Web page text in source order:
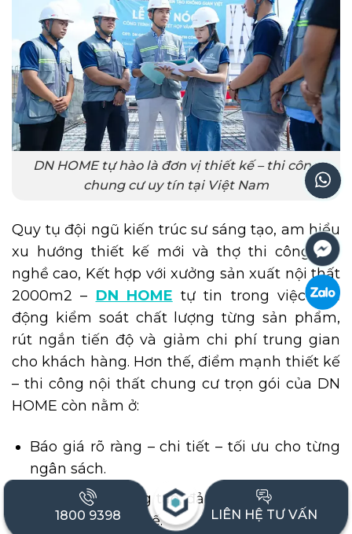
DN HOME tự hào là đơn vị thiết kế – thi công
chung cư uy tín tại Việt Nam
Quy tụ đội ngũ kiến trúc sư sáng tạo, am hiểu
xu hướng thiết kế mới và thợ thi công tay
nghề cao, Kết hợp với xưởng sản xuất nội thất
2000m2 – DN HOME tự tin trong việc chủ
động kiểm soát chất lượng từng sản phẩm,
rút ngắn tiến độ và giảm chi phí trung gian
cho khách hàng. Hơn thế, điểm mạnh thiết kế
– thi công nội thất chung cư trọn gói của DN
HOME còn nằm ở:
Báo giá rõ ràng – chi tiết – tối ưu cho từng
ngân sách.
Thiết kế 3D sáng tạo, đảm bảo thẩm mỹ và
công năng thực tế.
1800 9398 LIÊN HỆ TƯ VẤN